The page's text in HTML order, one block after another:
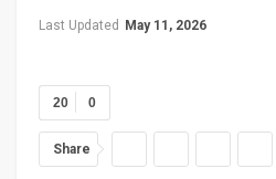
Last Updated May 11, 2026
0
20
Share